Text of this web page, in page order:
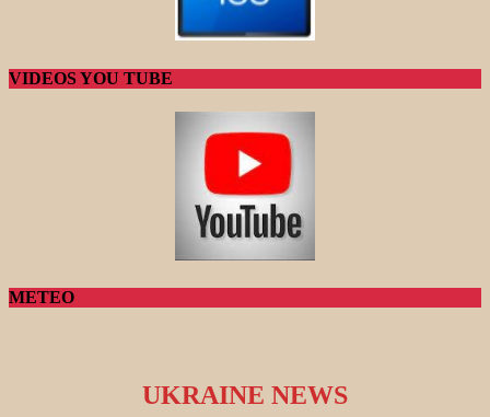
VIDEOS YOU TUBE
METEO
UKRAINE NEWS